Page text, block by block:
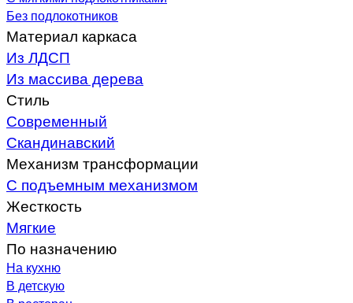
Без подлокотников
Материал каркаса
Из ЛДСП
Из массива дерева
Стиль
Современный
Скандинавский
Механизм трансформации
С подъемным механизмом
Жесткость
Мягкие
По назначению
На кухню
В детскую